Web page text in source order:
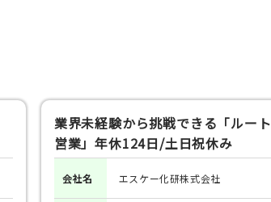
業界未経験から挑戦できる「ルート
営業」年休124日/土日祝休み
会社名 エスケー化研株式会社